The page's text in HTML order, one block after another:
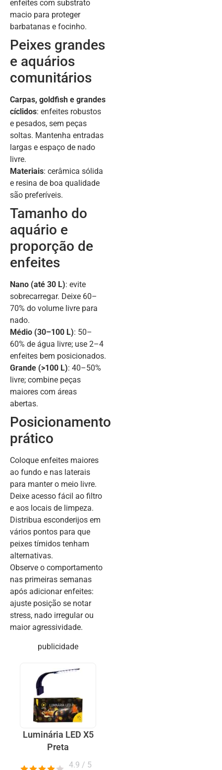
enfeites com substrato
macio para proteger
barbatanas e focinho.
Peixes grandes
e aquários
comunitários
Carpas, goldfish e grandes
cíclidos: enfeites robustos
e pesados, sem peças
soltas. Mantenha entradas
largas e espaço de nado
livre.
Materiais: cerâmica sólida
e resina de boa qualidade
são preferíveis.
Tamanho do
aquário e
proporção de
enfeites
Nano (até 30 L): evite
sobrecarregar. Deixe 60–
70% do volume livre para
nado.
Médio (30–100 L): 50–
60% de água livre; use 2–4
enfeites bem posicionados.
Grande (>100 L): 40–50%
livre; combine peças
maiores com áreas
abertas.
Posicionamento
prático
Coloque enfeites maiores
ao fundo e nas laterais
para manter o meio livre.
Deixe acesso fácil ao filtro
e aos locais de limpeza.
Distribua esconderijos em
vários pontos para que
peixes tímidos tenham
alternativas.
Observe o comportamento
nas primeiras semanas
após adicionar enfeites:
ajuste posição se notar
stress, nado irregular ou
maior agressividade.
publicidade
Luminária LED X5
Preta
4.9 / 5